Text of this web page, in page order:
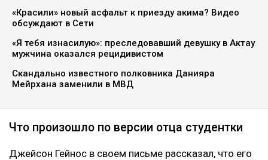
«Красили» новый асфальт к приезду акима? Видео
обсуждают в Сети
«Я тебя изнасилую»: преследовавший девушку в Актау
мужчина оказался рецидивистом
Скандально известного полковника Данияра
Мейрхана заменили в МВД
Что произошло по версии отца студентки
Джейсон Гейнос в своем письме рассказал, что его